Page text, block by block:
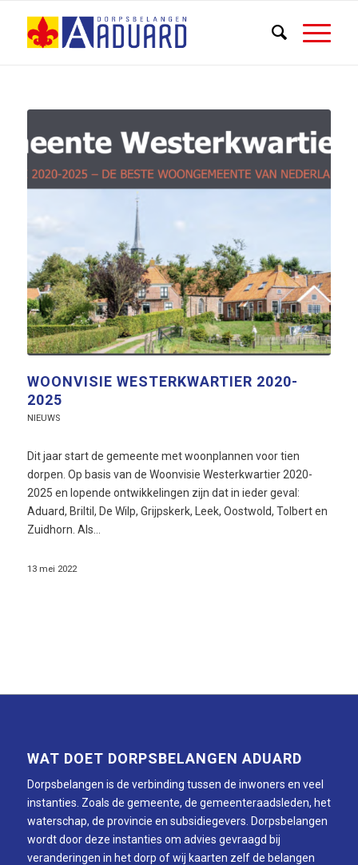
WOONVISIE WESTERKWARTIER 2020-
2025
NIEUWS
Dit jaar start de gemeente met woonplannen voor tien
dorpen. Op basis van de Woonvisie Westerkwartier 2020-
2025 en lopende ontwikkelingen zijn dat in ieder geval:
Aduard, Briltil, De Wilp, Grijpskerk, Leek, Oostwold, Tolbert en
Zuidhorn. Als…
13 mei 2022
WAT DOET DORPSBELANGEN ADUARD
Dorpsbelangen is de verbinding tussen de inwoners en veel
instanties. Zoals de gemeente, de gemeenteraadsleden, het
waterschap, de provincie en subsidiegevers. Dorpsbelangen
wordt door deze instanties om advies gevraagd bij
veranderingen in het dorp of wij kaarten zelf de belangen